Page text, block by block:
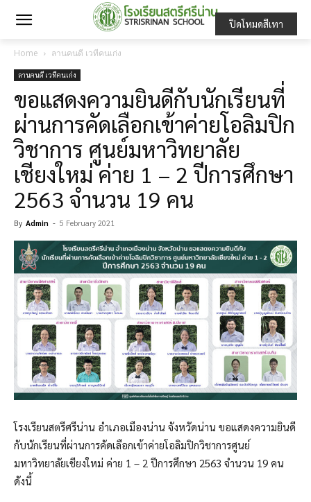
Home ลานคนดี เวทีคนเก่ง
ลานคนดี เวทีคนเก่ง
ขอแสดงความยินดีกับนักเรียนที่
ผ่านการคัดเลือกเข้าค่ายโอลิมปิก
วิชาการ ศูนย์มหาวิทยาลัย
เชียงใหม่ ค่าย 1 – 2 ปีการศึกษา
2563 จำนวน 19 คน
By Admin - 5 February 2021
โรงเรียนสตรีศรีน่าน อำเภอเมืองน่าน จังหวัดน่าน ขอแสดงความยินดี
กับนักเรียนที่ผ่านการคัดเลือกเข้าค่ายโอลิมปิกวิชาการศูนย์
มหาวิทยาลัยเชียงใหม่ ค่าย 1 – 2 ปีการศึกษา 2563 จำนวน 19 คน
ดังนี้
ปิดโหมดสีเทา